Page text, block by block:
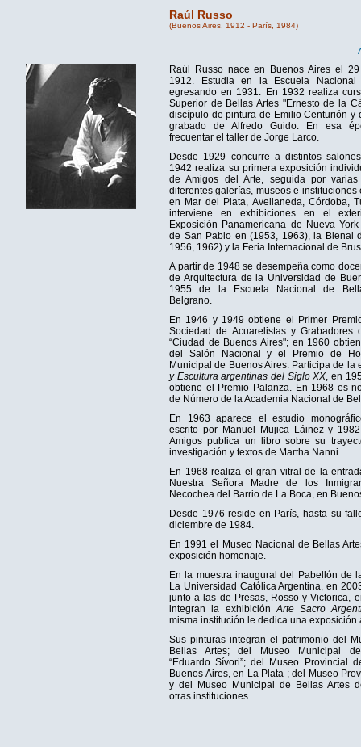
Raúl Russo
(Buenos Aires, 1912 - París, 1984)
Raúl Russo nace en Buenos Aires el
1912. Estudia en la Escuela Nacional
egresando en 1931. En 1932 realiza
Superior de Bellas Artes "Ernesto de la
discípulo de pintura de Emilio Centurión y
grabado de Alfredo Guido. En esa
frecuentar el taller de Jorge Larco.
Desde 1929 concurre a distintos
1942 realiza su primera exposición
de Amigos del Arte, seguida por varias
diferentes galerías, museos e instituciones
en Mar del Plata, Avellaneda, Córdoba,
interviene en exhibiciones en el
Exposición Panamericana de Nueva
de San Pablo en (1953, 1963), la Bienal
1956, 1962) y la Feria Internacional de
A partir de 1948 se desempeña como
de Arquitectura de la Universidad de
1955 de la Escuela Nacional de
Belgrano.
En 1946 y 1949 obtiene el Primer
Sociedad de Acuarelistas y Grabadores
“Ciudad de Buenos Aires"; en 1960
del Salón Nacional y el Premio de
Municipal de Buenos Aires. Participa de la
y Escultura argentinas del Siglo XX, en
obtiene el Premio Palanza. En 1968 es
de Número de la Academia Nacional de
En 1963 aparece el estudio
escrito por Manuel Mujica Láinez y
Amigos publica un libro sobre su
investigación y textos de Martha Nanni.
En 1968 realiza el gran vitral de la
Nuestra Señora Madre de los
Necochea del Barrio de La Boca, en
Desde 1976 reside en París, hasta su
diciembre de 1984.
En 1991 el Museo Nacional de Bellas
exposición homenaje.
En la muestra inaugural del Pabellón de
La Universidad Católica Argentina, en
junto a las de Presas, Rosso y Victorica,
integran la exhibiciónArte Sacro
misma institución le dedica una exposición
Sus pinturas integran el patrimonio del
Bellas Artes; del Museo Municipal
“Eduardo Sívori”; del Museo Provincial
Buenos Aires, en La Plata ; del Museo
y del Museo Municipal de Bellas Artes
otras instituciones.